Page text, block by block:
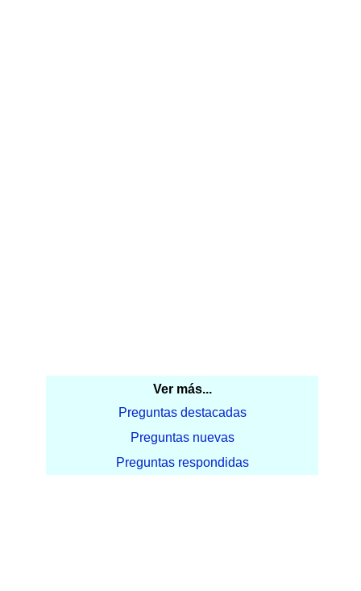
Ver más...
Preguntas destacadas
Preguntas nuevas
Preguntas respondidas